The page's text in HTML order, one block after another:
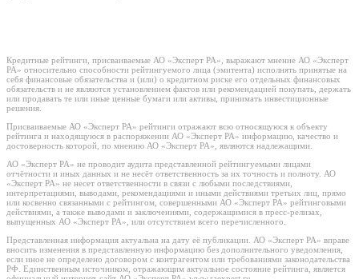
Кредитные рейтинги, присваиваемые АО «Эксперт РА», выражают мнение АО «Эксперт
РА» относительно способности рейтингуемого лица (эмитента) исполнять принятые на
себя финансовые обязательства и (или) о кредитном риске его отдельных финансовых
обязательств и не являются установлением фактов или рекомендацией покупать, держать
или продавать те или иные ценные бумаги или активы, принимать инвестиционные
решения.
Присваиваемые АО «Эксперт РА» рейтинги отражают всю относящуюся к объекту
рейтинга и находящуюся в распоряжении АО «Эксперт РА» информацию, качество и
достоверность которой, по мнению АО «Эксперт РА», являются надлежащими.
АО «Эксперт РА» не проводит аудита представленной рейтингуемыми лицами
отчётности и иных данных и не несёт ответственность за их точность и полноту. АО
«Эксперт РА» не несет ответственности в связи с любыми последствиями,
интерпретациями, выводами, рекомендациями и иными действиями третьих лиц, прямо
или косвенно связанными с рейтингом, совершенными АО «Эксперт РА» рейтинговыми
действиями, а также выводами и заключениями, содержащимися в пресс-релизах,
выпущенных АО «Эксперт РА», или отсутствием всего перечисленного.
Представленная информация актуальна на дату её публикации. АО «Эксперт РА» вправе
вносить изменения в представленную информацию без дополнительного уведомления,
если иное не определено договором с контрагентом или требованиями законодательства
РФ. Единственным источником, отражающим актуальное состояние рейтинга, является